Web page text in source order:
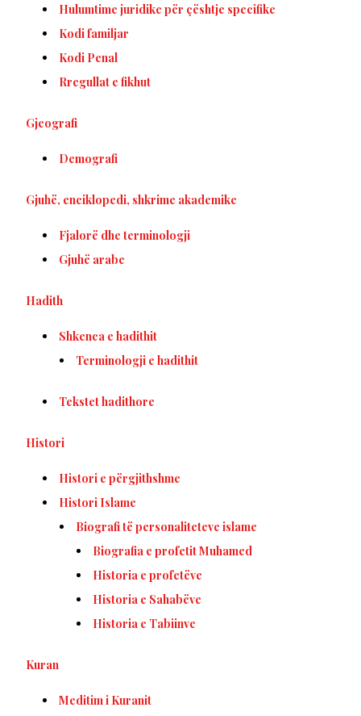
Hulumtime juridike për çështje specifike
Kodi familjar
Kodi Penal
Rregullat e fikhut
Gjeografi
Demografi
Gjuhë, enciklopedi, shkrime akademike
Fjalorë dhe terminologji
Gjuhë arabe
Hadith
Shkenca e hadithit
Terminologji e hadithit
Tekstet hadithore
Histori
Histori e përgjithshme
Histori Islame
Biografi të personaliteteve islame
Biografia e profetit Muhamed
Historia e profetëve
Historia e Sahabëve
Historia e Tabiinve
Kuran
Meditim i Kuranit